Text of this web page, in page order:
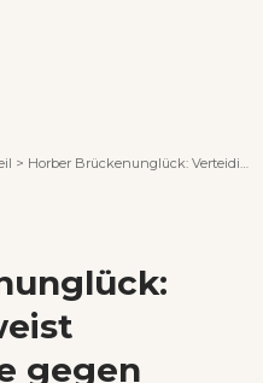
> Horber Brückenunglück: Verteidigung weist Schuldvorwürfe gegen Kranführer zurück
gegen